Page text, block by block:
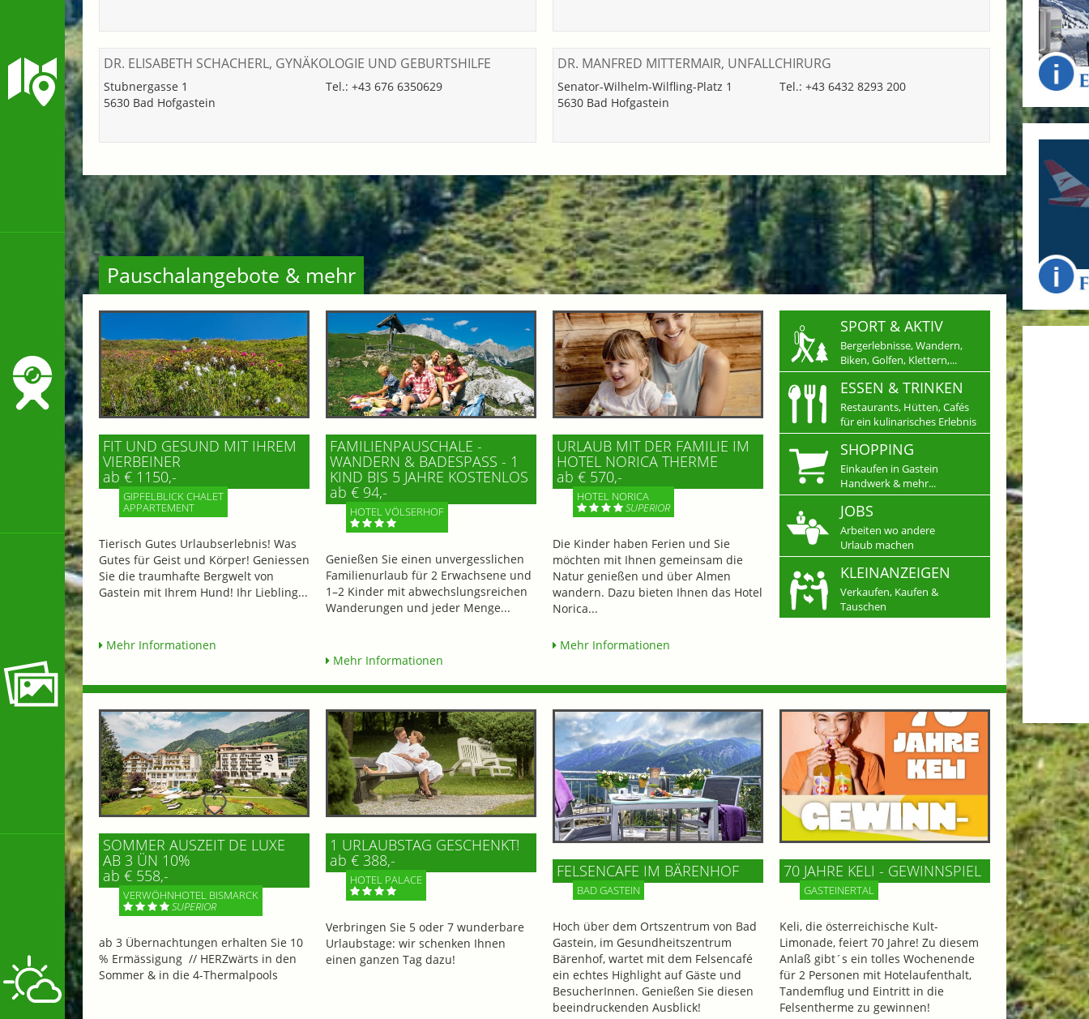
DR. ELISABETH SCHACHERL, GYNÄKOLOGIE UND GEBURTSHILFE
Stubnergasse 1
5630 Bad Hofgastein
Tel.: +43 676 6350629
DR. MANFRED MITTERMAIR, UNFALLCHIRURG
Senator-Wilhelm-Wilfling-Platz 1
5630 Bad Hofgastein
Tel.: +43 6432 8293 200
Pauschalangebote & mehr
FIT UND GESUND MIT IHREM
VIERBEINER
ab € 1150,-
GIPFELBLICK CHALET
APPARTEMENT
Tierisch Gutes Urlaubserlebnis! Was
Gutes für Geist und Körper! Geniessen
Sie die traumhafte Bergwelt von
Gastein mit Ihrem Hund! Ihr Liebling...
Mehr Informationen
FAMILIENPAUSCHALE -
WANDERN & BADESPASS - 1 K
IND BIS 5 JAHRE KOSTENLOS
ab € 94,-
HOTEL VÖLSERHOF
Genießen Sie einen unvergesslichen
Familienurlaub für 2 Erwachsene und
1–2 Kinder mit abwechslungsreichen
Wanderungen und jeder Menge...
Mehr Informationen
URLAUB MIT DER FAMILIE IM
HOTEL NORICA THERME
ab € 570,-
HOTEL NORICA
SUPERIOR
Die Kinder haben Ferien und Sie
möchten mit Ihnen gemeinsam die
Natur genießen und über Almen
wandern. Dazu bieten Ihnen das Hotel
Norica...
Mehr Informationen
SPORT & AKTIV
Bergerlebnisse, Wandern,
Biken, Golfen, Klettern,...
ESSEN & TRINKEN
Restaurants, Hütten, Cafés
für ein kulinarisches Erlebnis
SHOPPING
Einkaufen in Gastein
Handwerk & mehr...
JOBS
Arbeiten wo andere
Urlaub machen
KLEINANZEIGEN
Verkaufen, Kaufen &
Tauschen
SOMMER AUSZEIT DE LUXE
AB 3 ÜN 10%
ab € 558,-
VERWÖHNHOTEL BISMARCK
SUPERIOR
ab 3 Übernachtungen erhalten Sie 10
% Ermässigung // HERZwärts in den
Sommer & in die 4-Thermalpools
1 URLAUBSTAG GESCHENKT!
ab € 388,-
HOTEL PALACE
Verbringen Sie 5 oder 7 wunderbare
Urlaubstage: wir schenken Ihnen
einen ganzen Tag dazu!
FELSENCAFE IM BÄRENHOF
BAD GASTEIN
Hoch über dem Ortszentrum von Bad
Gastein, im Gesundheitszentrum
Bärenhof, wartet mit dem Felsencafé
ein echtes Highlight auf Gäste und
BesucherInnen. Genießen Sie diesen
beeindruckenden Ausblick!
70 JAHRE KELI - GEWINNSPIEL
GASTEINERTAL
Keli, die österreichische Kult-
Limonade, feiert 70 Jahre! Zu diesem
Anlaß gibt´s ein tolles Wochenende
für 2 Personen mit Hotelaufenthalt,
Tandemflug und Eintritt in die
Felsentherme zu gewinnen!